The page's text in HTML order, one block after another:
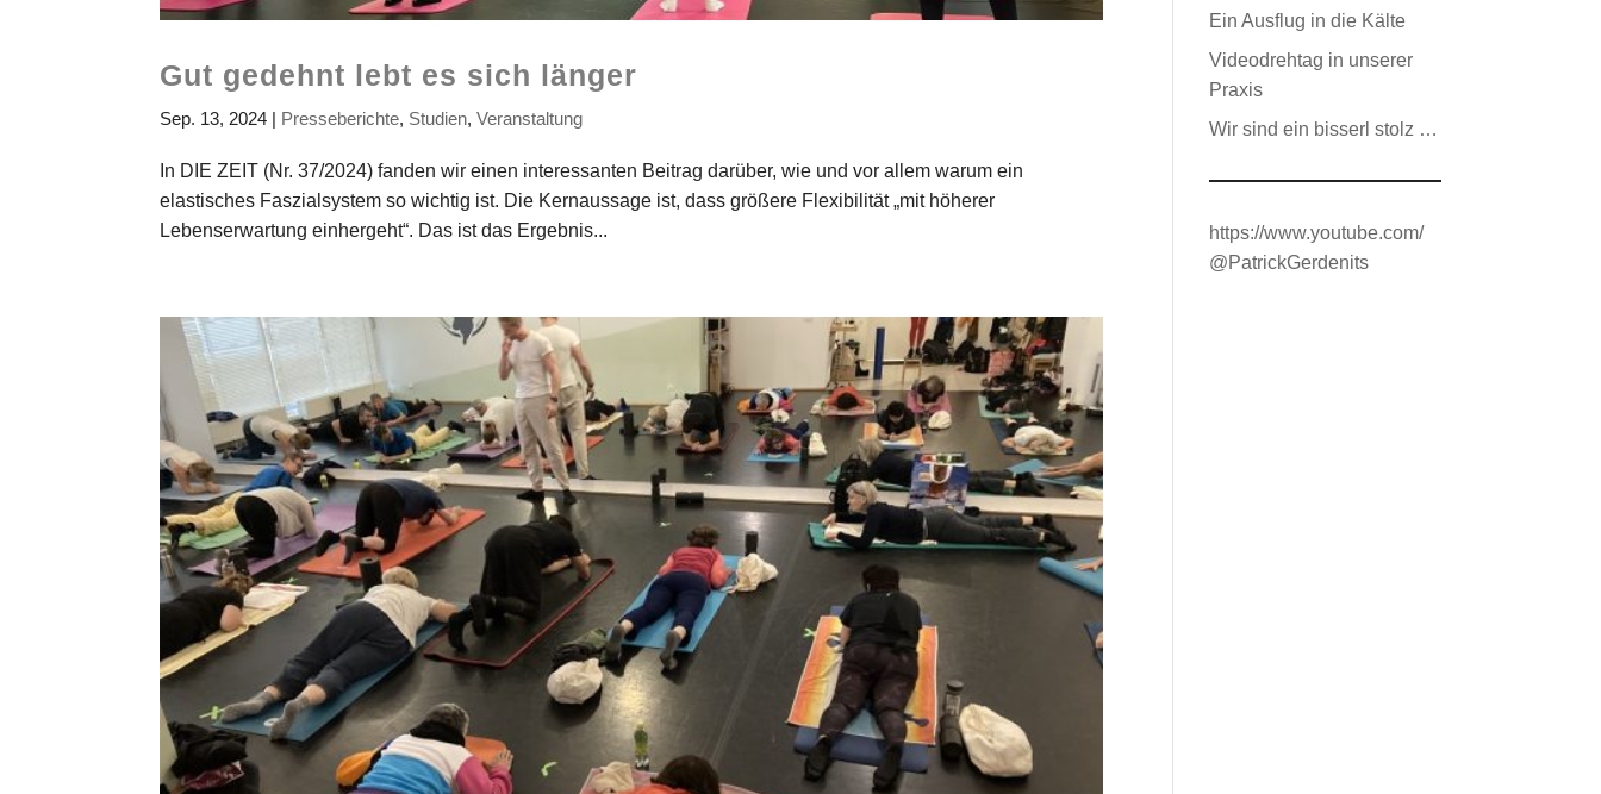
Gut gedehnt lebt es sich länger
Sep. 13, 2024 | Presseberichte, Studien,Veranstaltung
In DIE ZEIT (Nr. 37/2024) fanden wir einen interessanten Beitrag darüber, wie und vor allem warum ein
elastisches Faszialsystem so wichtig ist. Die Kernaussage ist, dass größere Flexibilität „mit höherer
Lebenserwartung einhergeht“. Das ist das Ergebnis...
Ein Ausflug in die Kälte
Videodrehtag in unserer
Praxis
Wir sind ein bisserl stolz …
https://www.youtube.com/
@PatrickGerdenits